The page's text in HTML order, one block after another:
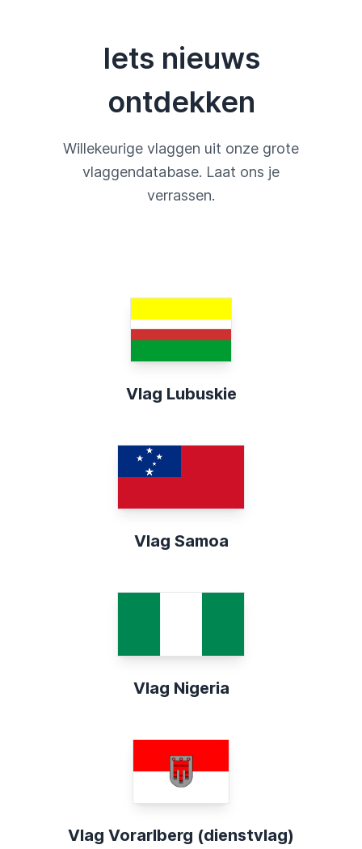
Iets nieuws
ontdekken
Willekeurige vlaggen uit onze grote
vlaggendatabase. Laat ons je
verrassen.
Vlag Lubuskie
Vlag Samoa
Vlag Nigeria
Vlag Vorarlberg (dienstvlag)